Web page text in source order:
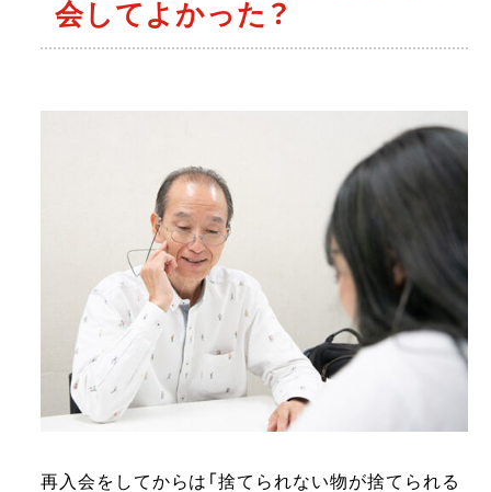
会してよかった？
再入会をしてからは「捨てられない物が捨てられる